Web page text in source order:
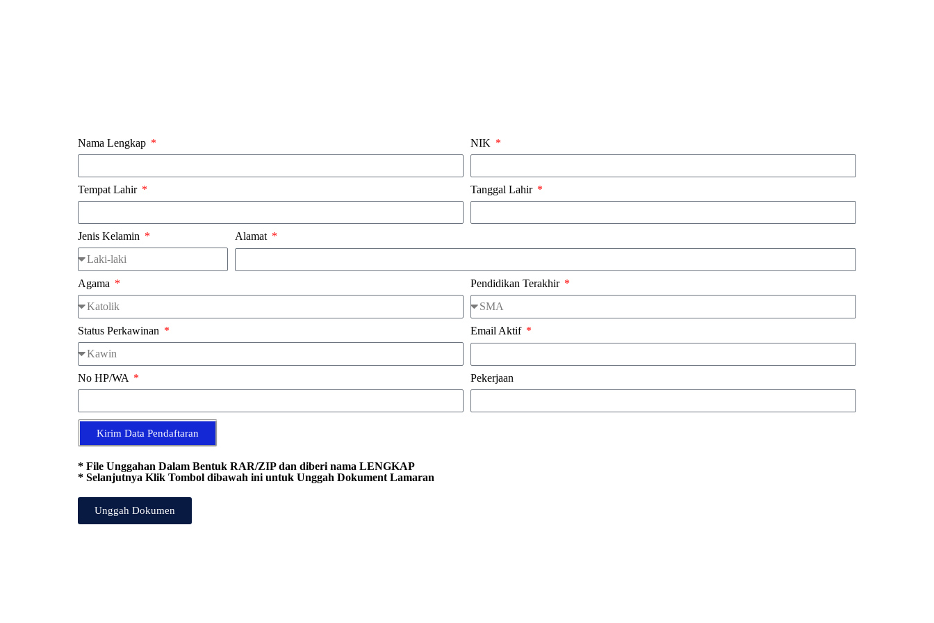
Nama Lengkap NIK
Tempat Lahir Tanggal Lahir
Jenis Kelamin Alamat
Agama Pendidikan Terakhir
Status Perkawinan Email Aktif
No HP/WA Pekerjaan
Kirim Data Pendaftaran
* File Unggahan Dalam Bentuk RAR/ZIP dan diberi nama LENGKAP
* Selanjutnya Klik Tombol dibawah ini untuk Unggah Dokument Lamaran
Unggah Dokumen